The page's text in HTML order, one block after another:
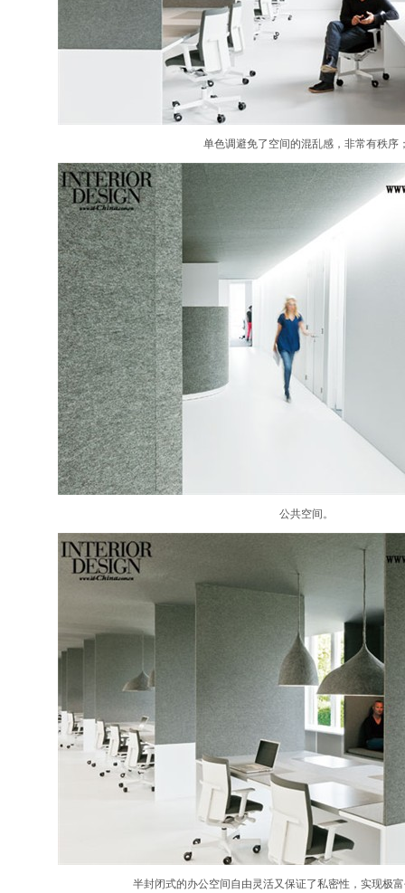
单色调避免了空间的混乱感，非常有秩序
公共空间。
半封闭式的办公空间自由灵活又保证了私密性，实现极